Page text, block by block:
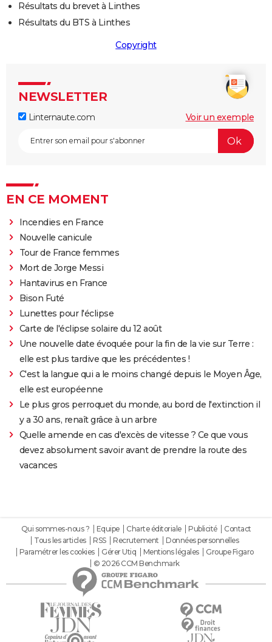
Résultats du brevet à Linthes
Résultats du BTS à Linthes
Copyright
NEWSLETTER
Linternaute.com Voir un exemple
EN CE MOMENT
Incendies en France
Nouvelle canicule
Tour de France femmes
Mort de Jorge Messi
Hantavirus en France
Bison Futé
Lunettes pour l'éclipse
Carte de l'éclipse solaire du 12 août
Une nouvelle date évoquée pour la fin de la vie sur Terre :
elle est plus tardive que les précédentes !
C'est la langue qui a le moins changé depuis le Moyen Âge,
elle est européenne
Le plus gros perroquet du monde, au bord de l'extinction il
y a 30 ans, renaît grâce à un arbre
Quelle amende en cas d'excès de vitesse ? Ce que vous
devez absolument savoir avant de prendre la route des
vacances
Qui sommes-nous ? Equipe Charte éditoriale Publicité
Contact
Tous les articles
RSS Recrutement
Données personnelles
Paramétrer les cookies
Gérer Utiq Mentions légales
Groupe Figaro
© 2026 CCM Benchmark